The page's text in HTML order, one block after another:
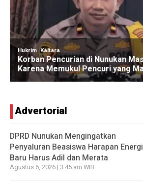
Advertorial
DPRD Nunukan Mengingatkan
Penyaluran Beasiswa Harapan Energi
Baru Harus Adil dan Merata
Agustus 6, 2026 | 3:45 am WIB